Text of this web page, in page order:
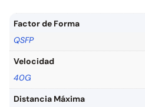
Factor de Forma
QSFP
Velocidad
40G
Distancia Máxima